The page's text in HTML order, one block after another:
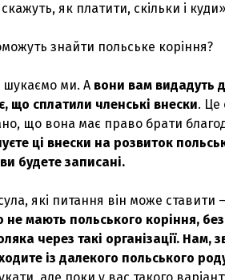
як платити, скільки і
знайти польське коріння?
шукаємо ми. А вони вам видадуть
що сплатили членські внески. Це
що вона має право брати
ці внески на розвиток
ви будете записані.
які питання він може ставити
мають польського коріння,
через такі організації. Нам,
із далекого польського